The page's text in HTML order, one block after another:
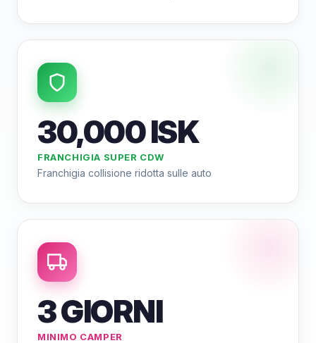
30,000 ISK
FRANCHIGIA SUPER CDW
Franchigia collisione ridotta sulle auto
3 GIORNI
MINIMO CAMPER